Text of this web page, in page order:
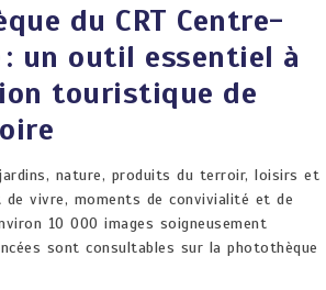
du CRT Centre-
: un outil essentiel à
touristique de
nature, produits du terroir, loisirs et
vivre, moments de convivialité et de
10 000 images soigneusement
sont consultables sur la photothèque